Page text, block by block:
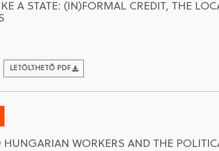
A STATE: (IN)FORMAL CREDIT, THE
LETÖLTHETŐ PDF
WORKERS AND THE